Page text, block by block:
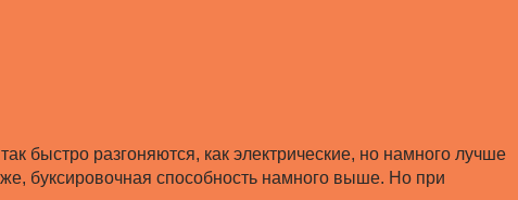
быстро разгоняются, как электрические, но намного лучше
буксировочная способность намного выше. Но при